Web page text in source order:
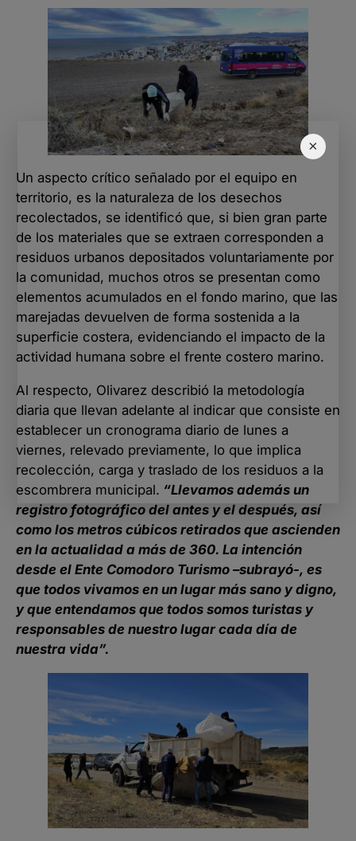
×
Un aspecto crítico señalado por el equipo en
territorio, es la naturaleza de los desechos
recolectados, se identificó que, si bien gran parte
de los materiales que se extraen corresponden a
residuos urbanos depositados voluntariamente por
la comunidad, muchos otros se presentan como
elementos acumulados en el fondo marino, que las
marejadas devuelven de forma sostenida a la
superficie costera, evidenciando el impacto de la
actividad humana sobre el frente costero marino.
Al respecto, Olivarez describió la metodología
diaria que llevan adelante al indicar que consiste en
establecer un cronograma diario de lunes a
viernes, relevado previamente, lo que implica
recolección, carga y traslado de los residuos a la
escombrera municipal. “Llevamos además un
registro fotográfico del antes y el después, así
como los metros cúbicos retirados que ascienden
en la actualidad a más de 360. La intención
desde el Ente Comodoro Turismo –subrayó-, es
que todos vivamos en un lugar más sano y digno,
y que entendamos que todos somos turistas y
responsables de nuestro lugar cada día de
nuestra vida”.